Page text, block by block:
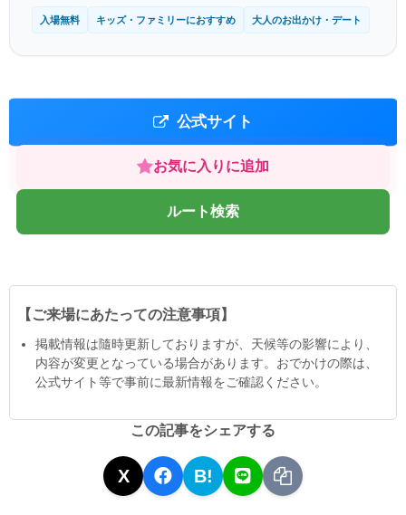
入場無料 キッズ・ファミリーにおすすめ 大人のお出かけ・デート
公式サイト
お気に入りに追加
ルート検索
【ご来場にあたっての注意事項】
掲載情報は隨時更新しておりますが、天候等の影響により、
内容が変更となっている場合があります。おでかけの際は、
公式サイト等で事前に最新情報をご確認ください。
この記事をシェアする
X B!